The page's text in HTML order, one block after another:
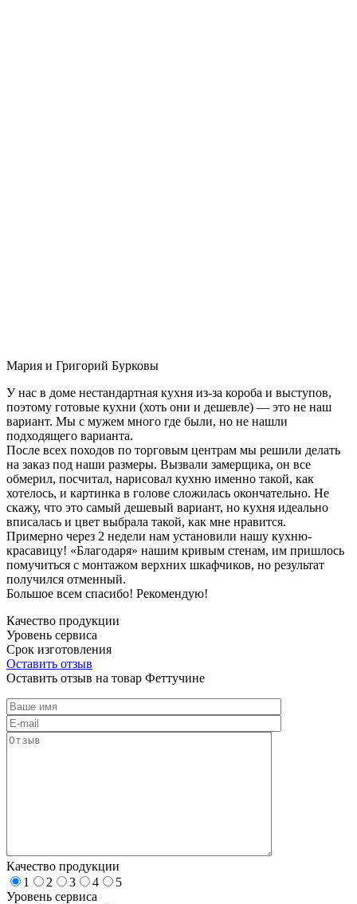
Мария и Григорий Бурковы
У нас в доме нестандартная кухня из-за короба и выступов,
поэтому готовые кухни (хоть они и дешевле) — это не наш
вариант. Мы с мужем много где были, но не нашли
подходящего варианта.
После всех походов по торговым центрам мы решили делать
на заказ под наши размеры. Вызвали замерщика, он все
обмерил, посчитал, нарисовал кухню именно такой, как
хотелось, и картинка в голове сложилась окончательно. Не
скажу, что это самый дешевый вариант, но кухня идеально
вписалась и цвет выбрала такой, как мне нравится.
Примерно через 2 недели нам установили нашу кухню-
красавицу! «Благодаря» нашим кривым стенам, им пришлось
помучиться с монтажом верхних шкафчиков, но результат
получился отменный.
Большое всем спасибо! Рекомендую!
Качество продукции
Уровень сервиса
Срок изготовления
Оставить отзыв
Оставить отзыв на товар Феттучине
Качество продукции
1
2 3 4
5
Уровень сервиса